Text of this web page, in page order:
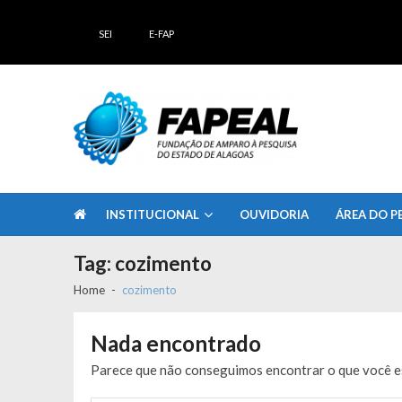
SEI E-FAP
INSTITUCIONAL OUVIDORIA ÁREA DO
Tag: cozimento
Home cozimento
Nada encontrado
Parece que não conseguimos encontrar o que você